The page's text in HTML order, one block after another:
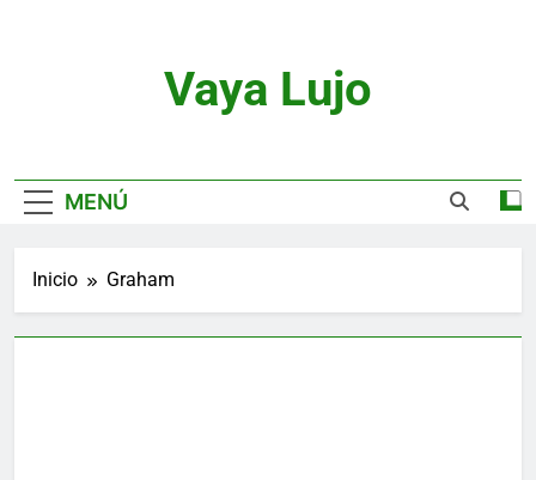
Vaya Lujo
MENÚ
Inicio Graham